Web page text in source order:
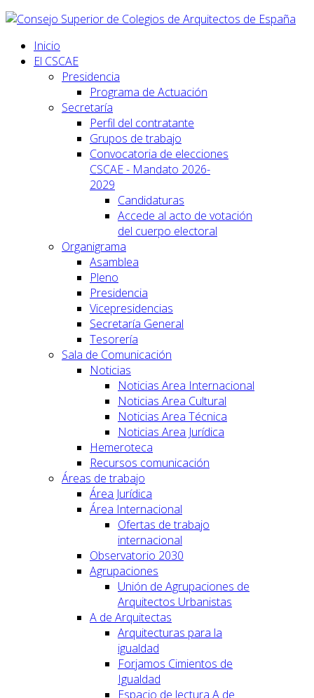
Inicio
El CSCAE
Presidencia
Programa de Actuación
Secretaría
Perfil del contratante
Grupos de trabajo
Convocatoria de elecciones
CSCAE - Mandato 2026-
2029
Candidaturas
Accede al acto de votación
del cuerpo electoral
Organigrama
Asamblea
Pleno
Presidencia
Vicepresidencias
Secretaría General
Tesorería
Sala de Comunicación
Noticias
Noticias Area Internacional
Noticias Area Cultural
Noticias Area Técnica
Noticias Area Jurídica
Hemeroteca
Recursos comunicación
Áreas de trabajo
Área Jurídica
Área Internacional
Ofertas de trabajo
internacional
Observatorio 2030
Agrupaciones
Unión de Agrupaciones de
Arquitectos Urbanistas
A de Arquitectas
Arquitecturas para la
igualdad
Forjamos Cimientos de
Igualdad
Espacio de lectura A de